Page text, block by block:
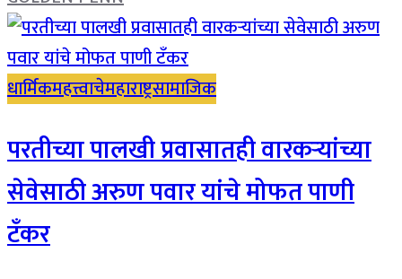
धार्मिकमहत्त्वाचेमहाराष्ट्रसामाजिक
परतीच्या पालखी प्रवासातही वारकऱ्यांच्या
सेवेसाठी अरुण पवार यांचे मोफत पाणी
टँकर